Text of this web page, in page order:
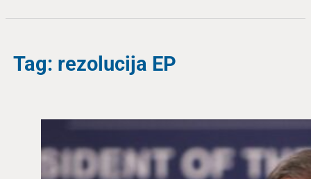
Tag: rezolucija EP